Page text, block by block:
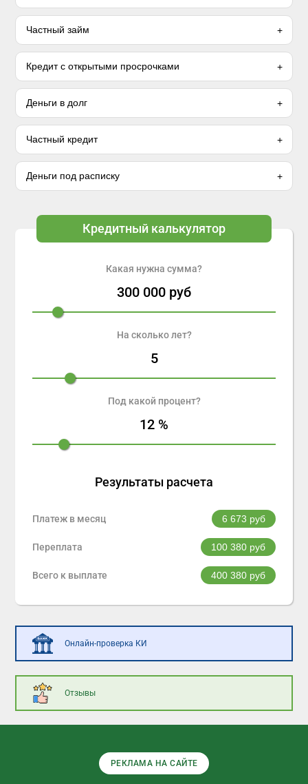
Частный займ
Кредит с открытыми просрочками
Деньги в долг
Частный кредит
Деньги под расписку
Кредитный калькулятор
Какая нужна сумма?
300 000 руб
На сколько лет?
5
Под какой процент?
12 %
Результаты расчета
Платеж в месяц 6 673 руб
Переплата 100 380руб
Всего к выплате 400 380руб
Онлайн-проверка КИ
Отзывы
РЕКЛАМА НА САЙТЕ